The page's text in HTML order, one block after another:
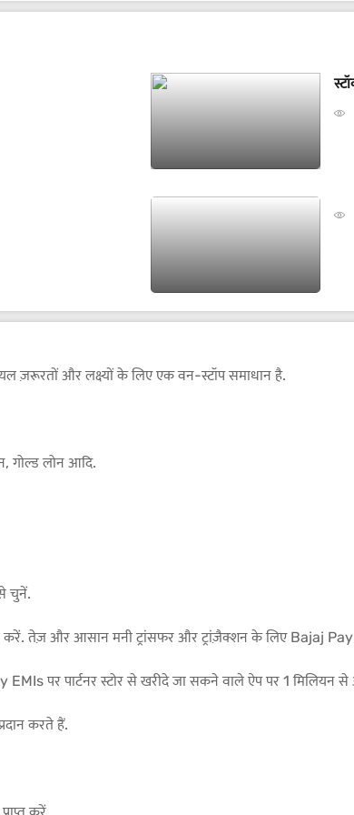
ज़रूरतों और लक्ष्यों के लिए एक वन-स्टॉप समाधान है.
गोल्ड लोन आदि.
चुनें.
तेज़ और आसान मनी ट्रांसफर और ट्रांज़ैक्शन के लिए Bajaj
पर पार्टनर स्टोर से खरीदे जा सकने वाले ऐप पर 1 मिलियन से
करते हैं.